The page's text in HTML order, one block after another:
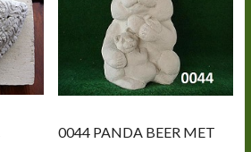
0044 PANDA BEER MET